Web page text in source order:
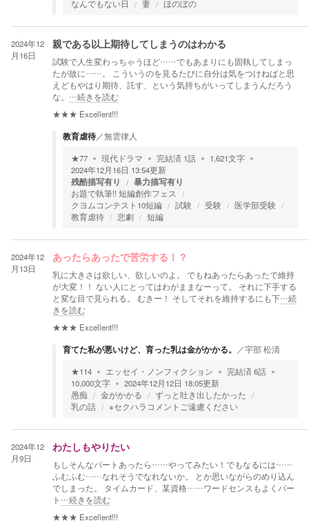
なんでもない日
妻 ほのぼの
2024年12
月16日
親である以上期待してしまうのはわかる
試験で人生変わっちゃうほど……でもあまりにも固執してしまっ
たが故に……。 こういうのを見るたびに自分は気をつけねばと思
えどもやはり期待、託す、という気持ちがいってしまうんだろう
な。 …続きを読む
★★★ Excellent!!!
教育虐待／無雲律人
★77 現代ドラマ 完結済 1話 1,621文字
2024年12月16日 13:54更新
残酷描写有り 暴力描写有り
お題で執筆!! 短編創作フェス
クヨムコンテスト10短編
試験 受験
医学部受験
教育虐待
悲劇 短編
2024年12
月13日
あったらあったで苦労する！？
乳に大きさは欲しい、欲しいのよ。 でもねあったらあったで維持
が大変！！ ない人にとってはわがままなーって。 それに下手する
と変な目で見られる。 むきー！ そしてそれを維持するにも下…続
きを読む
★★★ Excellent!!!
育てた私が悪いけど、育った乳は金がかかる。 ／宇部 松清
★114 エッセイ・ノンフィクション 完結済6話
10,000文字 2024年12月12日 18:05更新
愚痴
金がかかる
ずっと吐き出したかった
乳の話
※セクハラコメントご遠慮ください
2024年12
月9日
わたしもやりたい
もしそんなパートあったら……やってみたい！でもなるには……
ふむふむ……なれそうでなれないか。 とか思いながらのめり込ん
でしまった。 タイムカード、某資格……ワードセンスもよくパー
ト …続きを読む
★★★ Excellent!!!